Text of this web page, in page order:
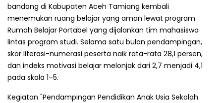
bandang di Kabupaten Aceh Tamiang kembali
menemukan ruang belajar yang aman lewat program
Rumah Belajar Portabel yang dijalankan tim mahasiswa
lintas program studi. Selama satu bulan pendampingan,
skor literasi-numerasi peserta naik rata-rata 28,1 persen,
dan indeks motivasi belajar melonjak dari 2,7 menjadi 4,1
pada skala 1–5.
Kegiatan "Pendampingan Pendidikan Anak Usia Sekolah